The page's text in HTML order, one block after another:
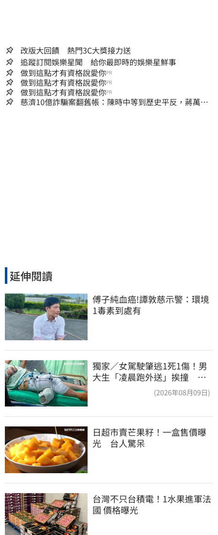
改版大回饋 熱門3C大獎接力送
追蹤訂閱娛樂星聞 給你最即時的娛樂星鮮事
做到這點才有資格說愛你PR
做到這點才有資格說愛你PR
做到這點才有資格說愛你PR
慈濟10億詐騙案翻舊帳：陳時中等到歷史平反，蔣萬安
延伸閱讀
傅子純血癌!譚敦慈示警：環境
1毒素到處有
獨家／女駕駛肇逃1死1傷！男
大生「凌晨跑外送」挨撞 媽
(2026年08月09日)
日超市賣芒果籽！一盒售價曝
光　台人驚呆
台灣不只台積電！1水果進軍法
國 價格曝光